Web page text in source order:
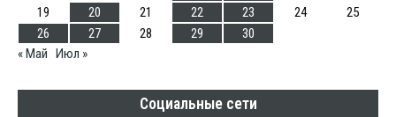
19
20 21 22 23 24
25
26
27 28 29
30
« Май Июл »
Социальные сети